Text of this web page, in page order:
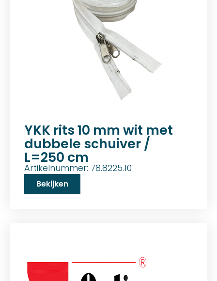
YKK rits 10 mm wit met
dubbele schuiver /
L=250 cm
Artikelnummer: 78.8225.10
Bekijken